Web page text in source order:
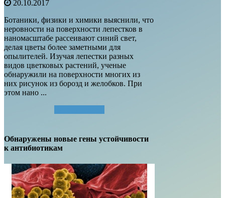
20.10.2017
Ботаники, физики и химики выяснили, что
неровности на поверхности лепестков в
наномасштабе рассеивают синий свет,
делая цветы более заметными для
опылителей. Изучая лепестки разных
видов цветковых растений, ученые
обнаружили на поверхности многих из
них рисунок из борозд и желобков. При
этом нано ...
Обнаружены новые гены устойчивости
к антибиотикам